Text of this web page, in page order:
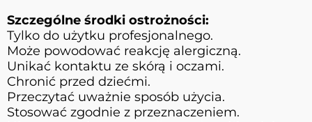
Szczególne środki ostrożności:
Tylko do użytku profesjonalnego.
Może powodować reakcję alergiczną.
Unikać kontaktu ze skórą i oczami.
Chronić przed dziećmi.
Przeczytać uważnie sposób użycia.
Stosować zgodnie z przeznaczeniem.